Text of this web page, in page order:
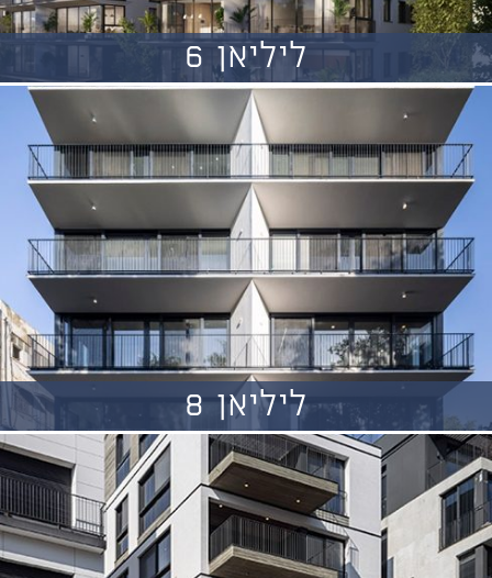
ליליאן 6
ליליאן 8